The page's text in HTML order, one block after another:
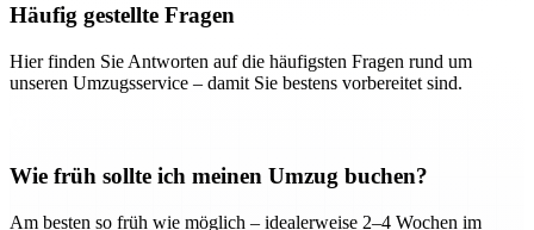
Häufig gestellte Fragen
Hier finden Sie Antworten auf die häufigsten Fragen rund um
unseren Umzugsservice – damit Sie bestens vorbereitet sind.
Wie früh sollte ich meinen Umzug buchen?
Am besten so früh wie möglich – idealerweise 2–4 Wochen im